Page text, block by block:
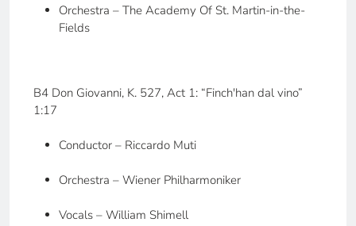
Orchestra – The Academy Of St. Martin-in-the-
Fields
B4 Don Giovanni, K. 527, Act 1: “Finch'han dal vino”
1:17
Conductor – Riccardo Muti
Orchestra – Wiener Philharmoniker
Vocals – William Shimell